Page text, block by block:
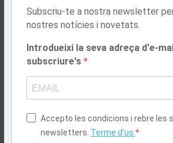
Subscriu-te a nostra newsletter
nostres notícies i novetats.
Introdueixi la seva adreça d'e-
subscriure's
Accepto les condicions i rebre les
newsletters. Terme d'us.